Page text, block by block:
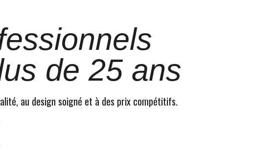
de 25 ans
au design soigné et à des prix compétitifs.